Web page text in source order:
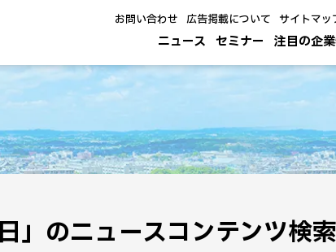
ニュース セミナー 注目の企
お問い合わせ 広告掲載について サイトマッ
」のニュースコンテンツ検